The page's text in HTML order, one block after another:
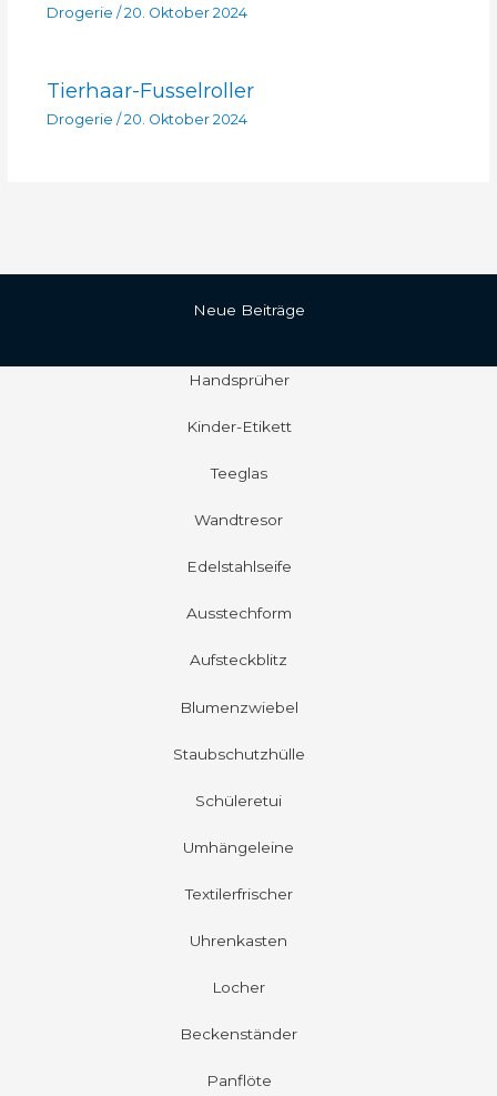
Drogerie /20. Oktober 2024
Tierhaar-Fusselroller
Drogerie /20. Oktober 2024
Neue Beiträge
Handsprüher
Kinder-Etikett
Teeglas
Wandtresor
Edelstahlseife
Ausstechform
Aufsteckblitz
Blumenzwiebel
Staubschutzhülle
Schüleretui
Umhängeleine
Textilerfrischer
Uhrenkasten
Locher
Beckenständer
Panflöte